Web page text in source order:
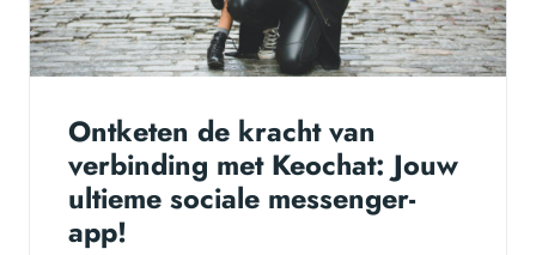
Ontketen de kracht van
verbinding met Keochat: Jouw
ultieme sociale messenger-
app!